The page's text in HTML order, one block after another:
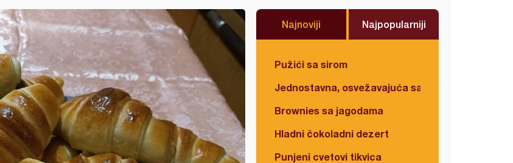
Najnoviji Najpopularniji
Pužići sa sirom
Jednostavna, osvežavajuća salata
Brownies sa jagodama
Hladni čokoladni dezert
Punjeni cvetovi tikvica